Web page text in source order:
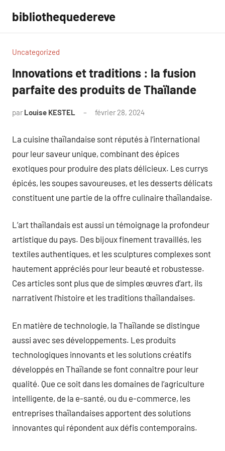
contenu
bibliothequedereve
Uncategorized
Innovations et traditions : la fusion
parfaite des produits de Thaïlande
par Louise KESTEL février 28, 2024
La cuisine thaïlandaise sont réputés à l’international
pour leur saveur unique, combinant des épices
exotiques pour produire des plats délicieux. Les currys
épicés, les soupes savoureuses, et les desserts délicats
constituent une partie de la offre culinaire thaïlandaise.
L’art thaïlandais est aussi un témoignage la profondeur
artistique du pays. Des bijoux finement travaillés, les
textiles authentiques, et les sculptures complexes sont
hautement appréciés pour leur beauté et robustesse.
Ces articles sont plus que de simples œuvres d’art, ils
narrativent l’histoire et les traditions thaïlandaises.
En matière de technologie, la Thaïlande se distingue
aussi avec ses développements. Les produits
technologiques innovants et les solutions créatifs
développés en Thaïlande se font connaître pour leur
qualité. Que ce soit dans les domaines de l’agriculture
intelligente, de la e-santé, ou du e-commerce, les
entreprises thaïlandaises apportent des solutions
innovantes qui répondent aux défis contemporains.